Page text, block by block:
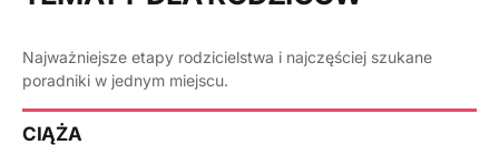
Najważniejsze etapy rodzicielstwa i najczęściej szukane
poradniki w jednym miejscu.
CIĄŻA